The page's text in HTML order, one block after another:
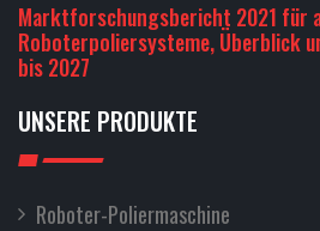
Marktforschungsbericht 2021 für
Roboterpoliersysteme, Überblick
bis 2027
UNSERE PRODUKTE
Roboter-Poliermaschine